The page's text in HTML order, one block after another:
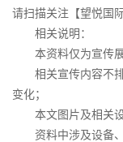
请扫描关注【望悦国
相关说明：
本资料仅为宣传
相关宣传内容不
变化；
本文图片及相关
资料中涉及设备